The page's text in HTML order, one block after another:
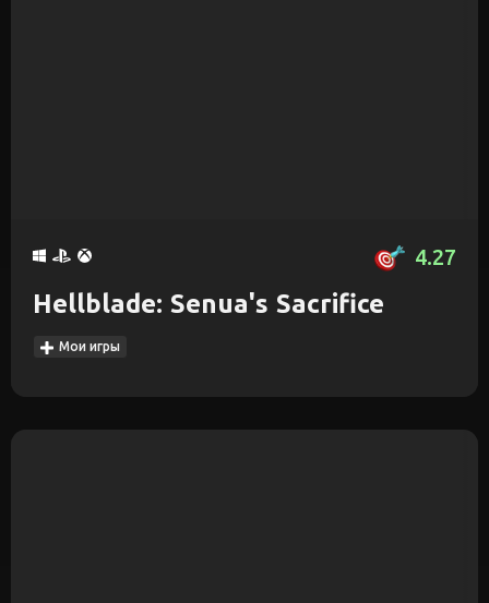
4.27
Hellblade: Senua's Sacrifice
Мои игры